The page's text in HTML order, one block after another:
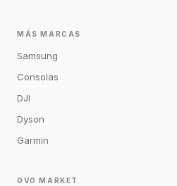
MÁS MARCAS
Samsung
Consolas
DJI
Dyson
Garmin
OVO MARKET